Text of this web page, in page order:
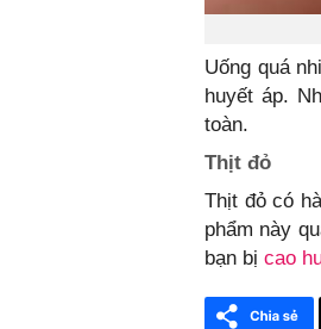
Uống quá
huyết áp.
toàn.
Thịt đỏ
Thịt đỏ có
phẩm này
bạn bị cao